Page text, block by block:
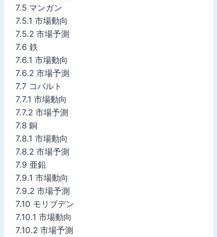
7.5 マンガン
7.5.1 市場動向
7.5.2 市場予測
7.6 鉄
7.6.1 市場動向
7.6.2 市場予測
7.7 コバルト
7.7.1 市場動向
7.7.2 市場予測
7.8 銅
7.8.1 市場動向
7.8.2 市場予測
7.9 亜鉛
7.9.1 市場動向
7.9.2 市場予測
7.10 モリブデン
7.10.1 市場動向
7.10.2 市場予測